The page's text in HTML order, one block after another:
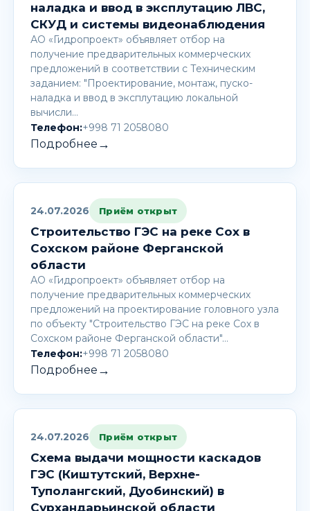
наладка и ввод в эксплутацию ЛВС,
СКУД и системы видеонаблюдения
АО «Гидропроект» объявляет отбор на
получение предварительных коммерческих
предложений в соответствии с Техническим
заданием: "Проектирование, монтаж, пуско-
наладка и ввод в эксплутацию локальной
вычисли…
Телефон:+998 71 2058080
Подробнее →
24.07.2026 Приём открыт
Строительство ГЭС на реке Сох в
Сохском районе Ферганской
области
АО «Гидропроект» объявляет отбор на
получение предварительных коммерческих
предложений на проектирование головного узла
по объекту "Строительство ГЭС на реке Сох в
Сохском районе Ферганской области"…
Телефон:+998 71 2058080
Подробнее →
24.07.2026 Приём открыт
Схема выдачи мощности каскадов
ГЭС (Киштутский, Верхне-
Туполангский, Дуобинский) в
Сурхандарьинской области